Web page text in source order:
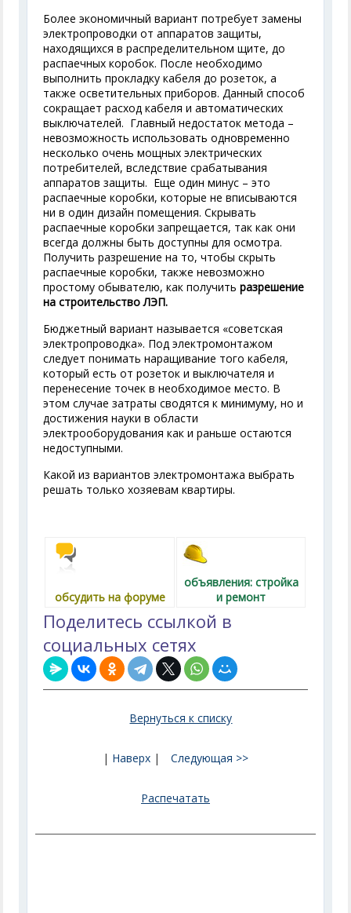
Более экономичный вариант потребует замены
электропроводки от аппаратов защиты,
находящихся в распределительном щите, до
распаечных коробок. После необходимо
выполнить прокладку кабеля до розеток, а
также осветительных приборов. Данный способ
сокращает расход кабеля и автоматических
выключателей. Главный недостаток метода –
невозможность использовать одновременно
несколько очень мощных электрических
потребителей, вследствие срабатывания
аппаратов защиты. Еще один минус – это
распаечные коробки, которые не вписываются
ни в один дизайн помещения. Скрывать
распаечные коробки запрещается, так как они
всегда должны быть доступны для осмотра.
Получить разрешение на то, чтобы скрыть
распаечные коробки, также невозможно
простому обывателю, как получитьразрешение
на строительство ЛЭП.
Бюджетный вариант называется «советская
электропроводка». Под электромонтажом
следует понимать наращивание того кабеля,
который есть от розеток и выключателя и
перенесение точек в необходимое место. В
этом случае затраты сводятся к минимуму, но и
достижения науки в области
электрооборудования как и раньше остаются
недоступными.
Какой из вариантов электромонтажа выбрать
решать только хозяевам квартиры.
обсудить на форуме
объявления: стройка
и ремонт
Поделитесь ссылкой в
социальных сетях
Вернуться к списку
| Наверх| Следующая >>
Распечатать